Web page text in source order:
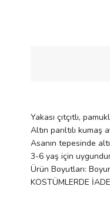
Yakası çıtçıtlı,
Altın parıltılı kumaş
Asanın tepesinde
3-6 yaş için
Ürün Boyutları:
KOSTÜMLERDE